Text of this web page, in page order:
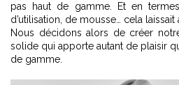
pas haut de gamme. Et en
d’utilisation, de mousse… cela laissait
Nous décidons alors de créer
solide qui apporte autant de plaisir
de gamme.